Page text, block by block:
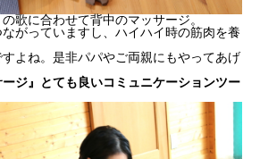
歌に合わせて背中のマッサージ。
がっていますし、ハイハイ時の筋肉を養
よね。是非パパやご両親にもやってあげ
ージ』とても良いコミュニケーションツー